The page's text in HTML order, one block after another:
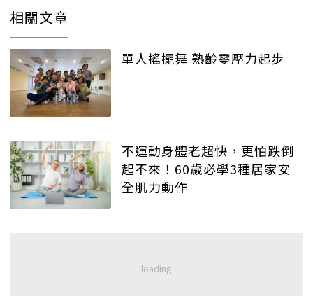
相關文章
單人搖擺舞 熟齡零壓力起步
不運動身體老超快，更怕跌倒
起不來！60歲必學3種居家安
全肌力動作